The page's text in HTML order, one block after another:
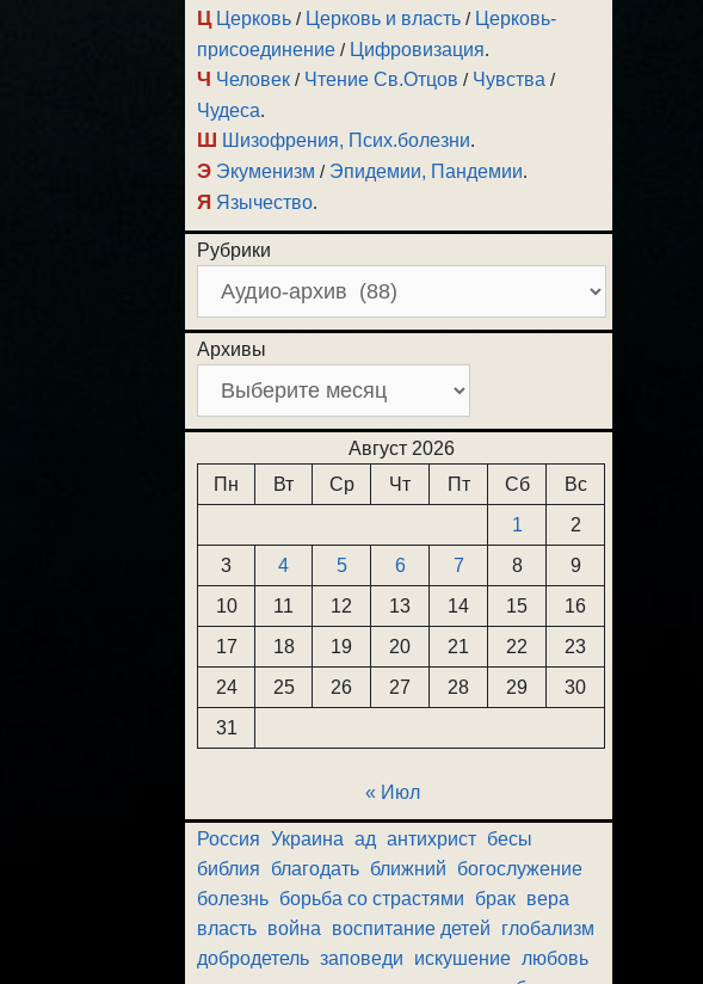
Ц Церковь / Церковь и власть / Церковь-
присоединение / Цифровизация.
Ч Человек / Чтение Св.Отцов / Чувства /
Чудеса.
Ш Шизофрения, Псих.болезни.
Э Экуменизм / Эпидемии, Пандемии.
Я Язычество.
Рубрики
Архивы
Август 2026
Пн
Вт Ср Чт Пт Сб
Вс
1
2
3
4 5 6 7 8
9
10
11 12 13 14 15
16
17
18 19 20 21 22
23
24
25 26 27 28 29
30
31
« Июл
Россия Украина ад антихрист бесы
библия
благодать ближний
богослужение
болезнь борьба со страстями брак вера
власть война воспитание детей
глобализм
добродетель заповеди искушение любовь